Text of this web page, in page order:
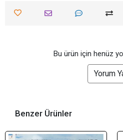
Bu ürün için henüz
Yorum
Benzer Ürünler